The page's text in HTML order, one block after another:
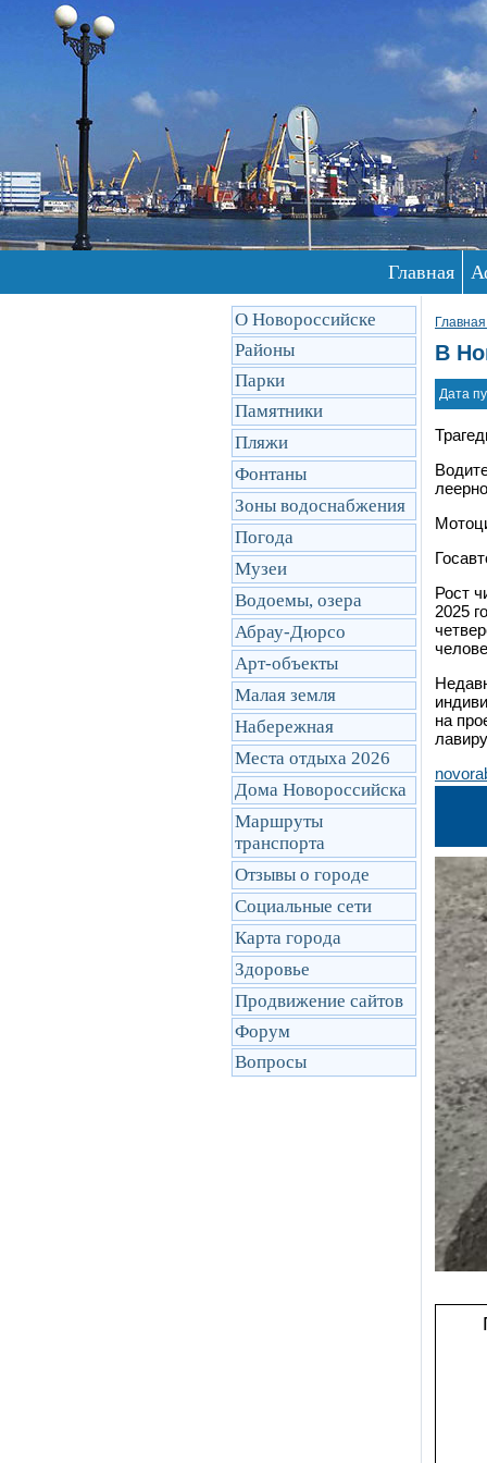
Главная
О Новороссийске
Районы
Парки
Памятники
Пляжи
Фонтаны
Зоны водоснабжения
Погода
Музеи
Водоемы, озера
Абрау-Дюрсо
Арт-объекты
Малая земля
Набережная
Места отдыха 2026
Дома Новороссийска
Маршруты
транcпорта
Отзывы о городе
Социальные сети
Карта города
Здоровье
Продвижение сайтов
Форум
Вопросы
В
Дата
Рост
2025
на